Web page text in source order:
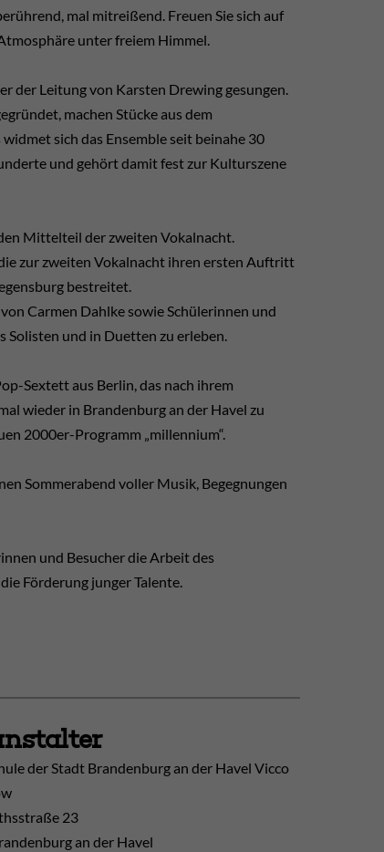
mal mitreißend. Freuen Sie sich auf
unter freiem Himmel.
der Leitung von Karsten Drewing gesungen.
machen Stücke aus dem
sich das Ensemble seit beinahe 30
und gehört damit fest zur Kulturszene
Mittelteil der zweiten Vokalnacht.
zur zweiten Vokalnacht ihren ersten Auftritt
bestreitet.
Carmen Dahlke sowie Schülerinnen und
Solisten und in Duetten zu erleben.
Sextett aus Berlin, das nach ihrem
wieder in Brandenburg an der Havel zu
2000er-Programm „millennium“.
Sommerabend voller Musik, Begegnungen
und Besucher die Arbeit des
Förderung junger Talente.
der Stadt Brandenburg an der Havel Vicco
23
an der Havel